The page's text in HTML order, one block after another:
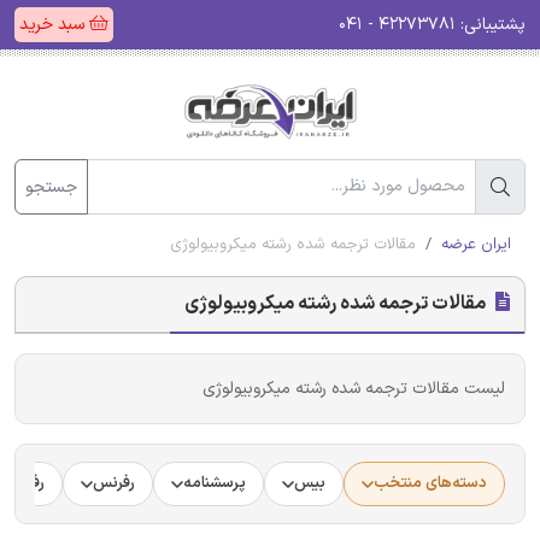
پشتیبانی: سبد خرید
جستجو
ایران عرضه مقالات ترجمه شده رشته میکروبیولوژی
مقالات ترجمه شده رشته میکروبیولوژی
لیست مقالات ترجمه شده رشته میکروبیولوژی
دسته‌های منتخب بیس پرسشنامه رفرنس